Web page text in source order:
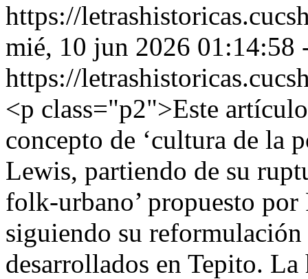
https://
mié, 10 jun 2026 01:14:58
https://
<p class="p2">Este
concepto de ‘cultura de la
Lewis, partiendo de su
folk-urbano’ propuesto
siguiendo su
desarrollados en Tepito.